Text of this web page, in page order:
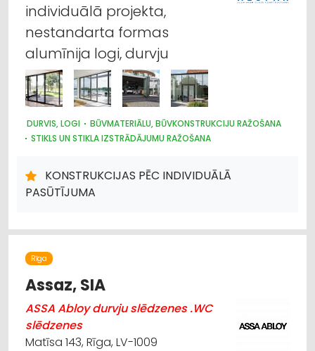
individuālā projekta,
nestandarta formas
alumīnija logi, durvju
DURVIS, LOGI
BŪVMATERIĀLU, BŪVKONSTRUKCIJU RAŽOŠANA
STIKLS UN STIKLA IZSTRĀDĀJUMU RAŽOŠANA
ATSLĒGAS, SLĒDZENES
KONSTRUKCIJAS PĒC INDIVIDUĀLĀ
PASŪTĪJUMA
Rīga
Assaz, SIA
ASSA Abloy durvju slēdzenes .WC
slēdzenes
Matīsa 143, Rīga, LV-1009